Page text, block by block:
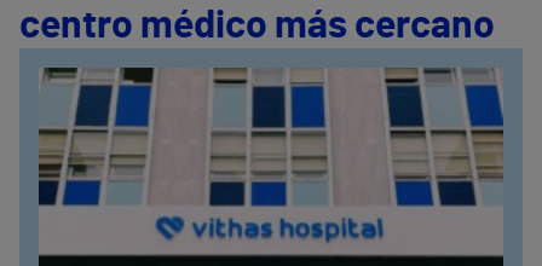
centro médico más cercano